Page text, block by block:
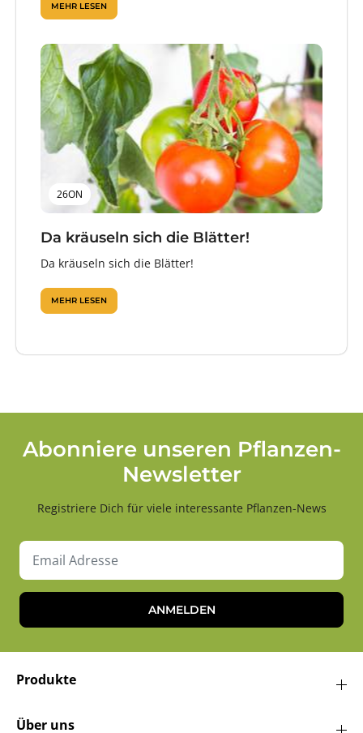
MEHR LESEN
26ON
Da kräuseln sich die Blätter!
Da kräuseln sich die Blätter!
MEHR LESEN
Abonniere unseren Pflanzen-
Newsletter
Registriere Dich für viele interessante Pflanzen-News
ANMELDEN
Produkte
Über uns